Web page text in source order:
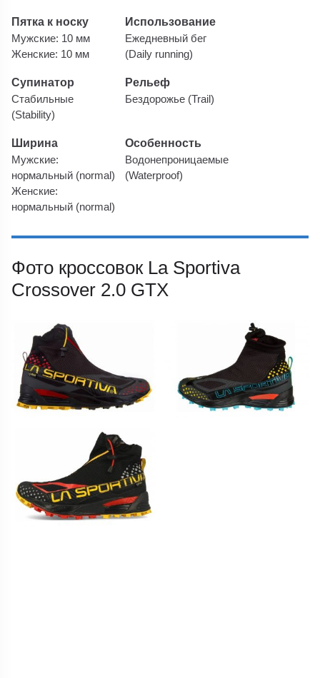
Пятка к носку
Мужские: 10 мм
Женские: 10 мм
Использование
Ежедневный бег
(Daily running)
Супинатор
Стабильные
(Stability)
Рельеф
Бездорожье (Trail)
Ширина
Мужские:
нормальный (normal)
Женские:
нормальный (normal)
Особенность
Водонепроницаемые
(Waterproof)
Фото кроссовок La Sportiva
Crossover 2.0 GTX